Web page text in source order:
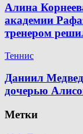
Алина
академии
тренером
Теннис
Даниил
дочерью
Метки